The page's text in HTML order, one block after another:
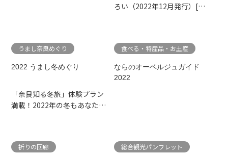
ろい（2022年12月発行）[特
うまし奈良めぐり
2022 うまし冬めぐり
「奈良知る冬旅」体験プラン
満載！2022年の冬もあなたの
食べる・特産品・お土産
ならのオーベルジュガイド
2022
祈りの回廊
総合観光パンフレット